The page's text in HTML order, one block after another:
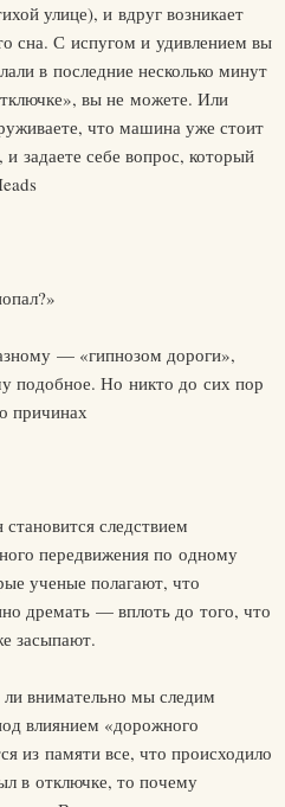
улице), и вдруг возникает
сна. С испугом и удивлением вы
в последние несколько минут
вы не можете. Или
что машина уже стоит
задаете себе вопрос, который
— «гипнозом дороги»,
подобное. Но никто до сих пор
причинах
следствием
передвижения по одному
ученые полагают, что
дремать — вплоть до того, что
засыпают.
внимательно мы следим
влиянием «дорожного
из памяти все, что происходило
в отключке, то почему